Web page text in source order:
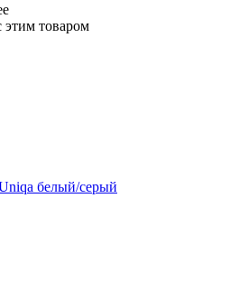
этим товаром
белый/серый